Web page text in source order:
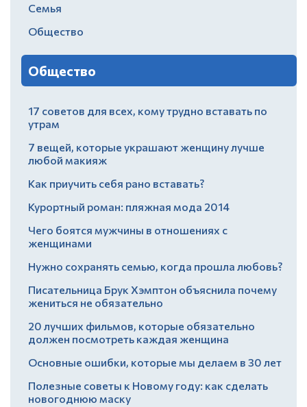
Семья
Общество
Общество
17 советов для всех, кому трудно вставать по
утрам
7 вещей, которые украшают женщину лучше
любой макияж
Как приучить себя рано вставать?
Курортный роман: пляжная мода 2014
Чего боятся мужчины в отношениях с
женщинами
Нужно сохранять семью, когда прошла любовь?
Писательница Брук Хэмптон объяснила почему
жениться не обязательно
20 лучших фильмов, которые обязательно
должен посмотреть каждая женщина
Основные ошибки, которые мы делаем в 30 лет
Полезные советы к Новому году: как сделать
новогоднюю маску